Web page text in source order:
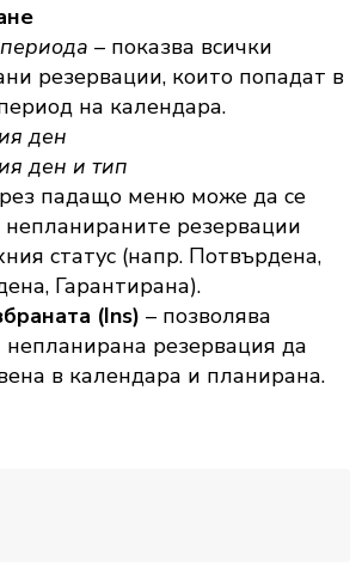
– показва всички
резервации, които попадат в
на календара.
ден
ден и тип
падащо меню може да се
непланираните резервации
статус (напр. Потвърдена,
Гарантирана).
(Ins) – позволява
непланирана резервация да
в календара и планирана.